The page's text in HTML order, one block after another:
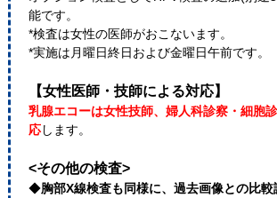
能です。
*検査は女性の医師がおこないます。
*実施は月曜日終日および金曜日午前です。
【女性医師・技師による対応】
乳腺エコーは女性技師、婦人科診察・細胞
応します。
<その他の検査>
◆胸部X線検査も同様に、過去画像との比